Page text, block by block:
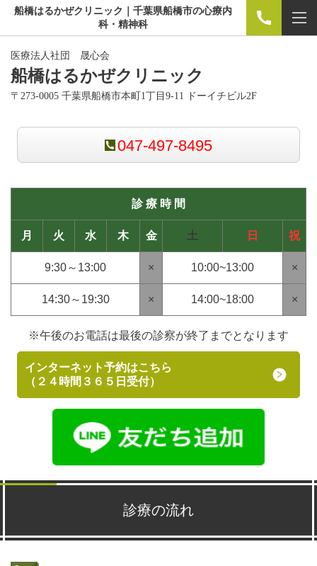
船橋はるかぜクリニック｜千葉県船橋市の心療内
科・精神科
医療法人社団 晟心会
船橋はるかぜクリニック
〒273-0005 千葉県船橋市本町1丁目9-11 ドーイチビル2F
047-497-8495
診 療 時 間
月 火 水 木 金 土 日 祝
9:30～13:00 × 10:00~13:00 ×
14:30～19:30 × 14:00~18:00 ×
※午後のお電話は最後の診察が終了までとなります
インターネット予約はこちら
（２４時間３６５日受付）
診療の流れ